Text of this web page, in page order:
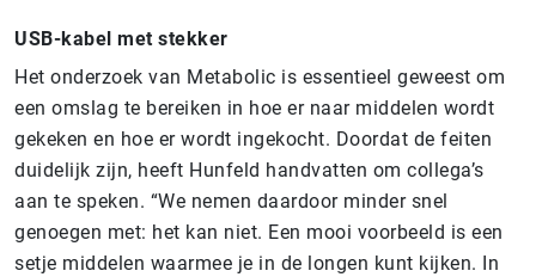
USB-kabel met stekker
Het onderzoek van Metabolic is essentieel geweest om
een omslag te bereiken in hoe er naar middelen wordt
gekeken en hoe er wordt ingekocht. Doordat de feiten
duidelijk zijn, heeft Hunfeld handvatten om collega’s
aan te speken. “We nemen daardoor minder snel
genoegen met: het kan niet. Een mooi voorbeeld is een
setje middelen waarmee je in de longen kunt kijken. In